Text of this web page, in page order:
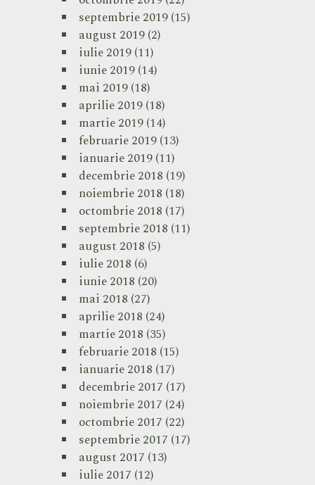
septembrie 2019(15)
august 2019(2)
iulie 2019(11)
iunie 2019(14)
mai 2019(18)
aprilie 2019(18)
martie 2019(14)
februarie 2019(13)
ianuarie 2019(11)
decembrie 2018 (19)
noiembrie 2018 (18)
octombrie 2018 (17)
septembrie 2018 (11)
august 2018 (5)
iulie 2018 (6)
iunie 2018 (20)
mai 2018 (27)
aprilie 2018 (24)
martie 2018 (35)
februarie 2018 (15)
ianuarie 2018 (17)
decembrie 2017 (17)
noiembrie 2017 (24)
octombrie 2017 (22)
septembrie 2017 (17)
august 2017 (13)
iulie 2017 (12)